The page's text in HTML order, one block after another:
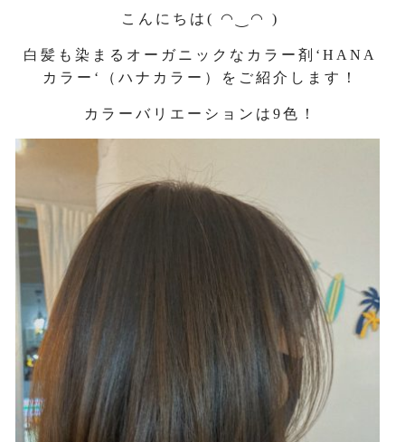
こんにちは( ◠‿◠ )
白髪も染まるオーガニックなカラー剤‘HANA
カラー‘（ハナカラー）をご紹介します！
カラーバリエーションは9色！